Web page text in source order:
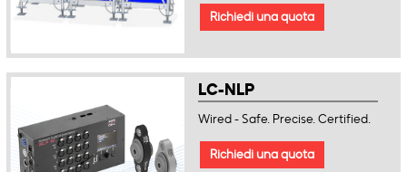
Richiedi una quota
LC-NLP
Wired - Safe. Precise. Certified.
Richiedi una quota